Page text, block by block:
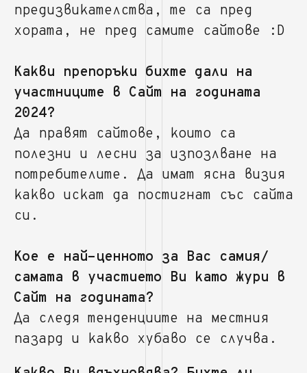
предизвикателства, те са пред
хората, не пред самите сайтове :D
Какви препоръки бихте дали на
участниците в Сайт на годината
2024?
Да правят сайтове, които са
полезни и лесни за изпозлване на
потребителите. Да имат ясна визия
какво искат да постигнат със сайта
си.
Кое е най-ценното за Вас самия/
самата в участието Ви като жури в
Сайт на годината?
Да следя тенденциите на местния
пазард и какво хубаво се случва.